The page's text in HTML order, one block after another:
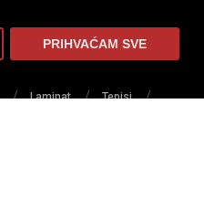
PRIHVAĆAM SVE
/ Laminat / Tepisi /